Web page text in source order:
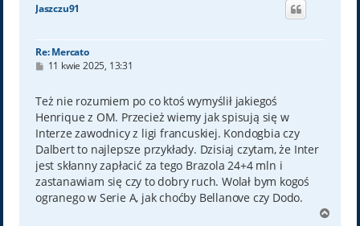
Jaszczu91
Re: Mercato
P
t
11 kwie 2025, 13:31
Też nie rozumiem po co ktoś wymyślił jakiegoś
Henrique z OM. Przecież wiemy jak spisują się w
Interze zawodnicy z ligi francuskiej. Kondogbia czy
Dalbert to najlepsze przykłady. Dzisiaj czytam, że Inter
jest skłanny zapłacić za tego Brazola 24+4 mln i
zastanawiam się czy to dobry ruch. Wolał bym kogoś
ogranego w Serie A, jak choćby Bellanove czy Dodo.